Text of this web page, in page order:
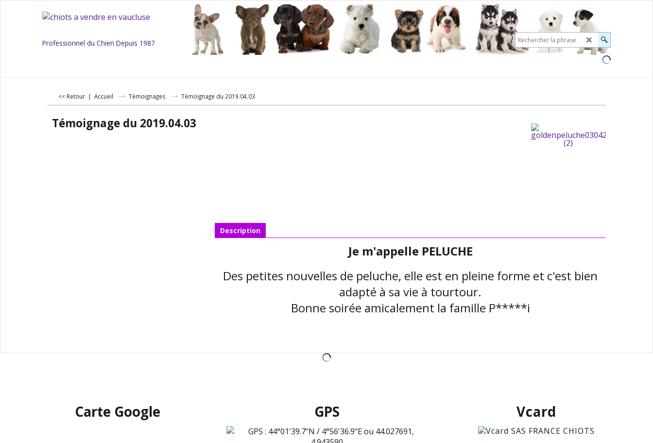
Professionnel du Chien Depuis 1987
<< Retour | Accueil Témoignages Témoignage du 2019.04.03
Témoignage du 2019.04.03
Description
Je m'appelle PELUCHE
Des petites nouvelles de peluche, elle est en pleine forme et c'est bien
adapté à sa vie à tourtour.
Bonne soirée amicalement la famille P*****i
Carte Google GPS Vcard